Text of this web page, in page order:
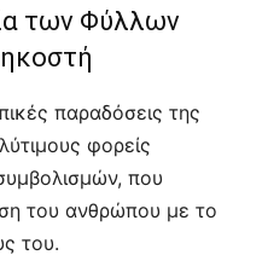
των Φύλλων
παραδόσεις της
φορείς
που
του ανθρώπου με το
του.